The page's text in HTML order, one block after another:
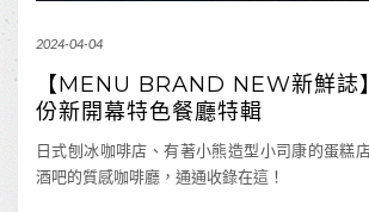
2024-04-04
【MENU BRAND NEW新鮮誌
份新開幕特色餐廳特輯
日式刨冰咖啡店、有著小熊造型小司康的蛋糕
酒吧的質感咖啡廳，通通收錄在這！